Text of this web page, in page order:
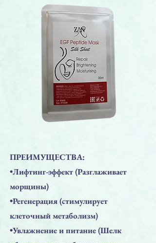
ПРЕИМУЩЕСТВА:
•Лифтинг-эффект (Разглаживает
морщины)
•Регенерация (стимулирует
клеточный метаболизм)
•Увлажнение и питание (Шелк